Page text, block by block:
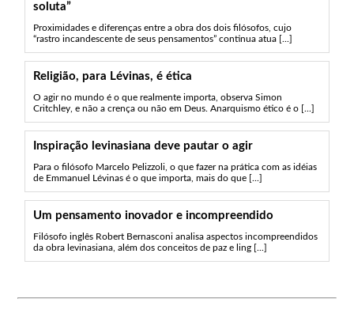
soluta”
Proximidades e diferenças entre a obra dos dois filósofos, cujo
“rastro incandescente de seus pensamentos” continua atua [...]
Religião, para Lévinas, é ética
O agir no mundo é o que realmente importa, observa Simon
Critchley, e não a crença ou não em Deus. Anarquismo ético é o [...]
Inspiração levinasiana deve pautar o agir
Para o filósofo Marcelo Pelizzoli, o que fazer na prática com as idéias
de Emmanuel Lévinas é o que importa, mais do que [...]
Um pensamento inovador e incompreendido
Filósofo inglês Robert Bernasconi analisa aspectos incompreendidos
da obra levinasiana, além dos conceitos de paz e ling [...]